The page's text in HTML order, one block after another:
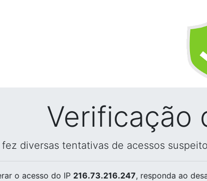
Verificação
fez diversas tentativas de acessos
o acesso do IP 216.73.216.247, responda ao